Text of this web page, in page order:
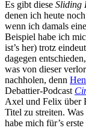
Es gibt diese Sliding
denen ich heute
wenn ich damals
Beispiel habe ich
ist’s her) trotz
dagegen
was von dieser
nachholen, denn
Debattier-Podcast
Axel und Felix über
Titel zu streiten.
habe mich für’s